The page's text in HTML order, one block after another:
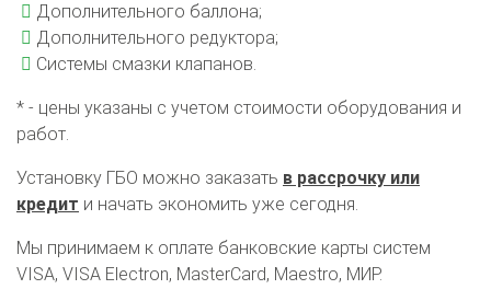
Дополнительного баллона;
Дополнительного редуктора;
Системы смазки клапанов.
* - цены указаны с учетом стоимости оборудования и
работ.
Установку ГБО можно заказать в рассрочку или
кредит и начать экономить уже сегодня.
Мы принимаем к оплате банковские карты систем
VISA, VISA Electron, MasterCard, Maestro, МИР.